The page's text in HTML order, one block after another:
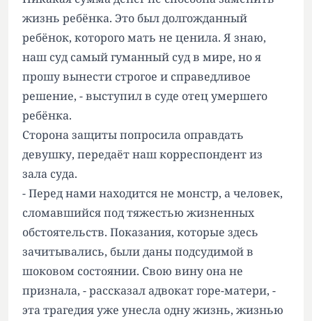
жизнь ребёнка. Это был долгожданный
ребёнок, которого мать не ценила. Я знаю,
наш суд самый гуманный суд в мире, но я
прошу вынести строгое и справедливое
решение, - выступил в суде отец умершего
ребёнка.
Сторона защиты попросила оправдать
девушку, передаёт наш корреспондент из
зала суда.
- Перед нами находится не монстр, а человек,
сломавшийся под тяжестью жизненных
обстоятельств. Показания, которые здесь
зачитывались, были даны подсудимой в
шоковом состоянии. Свою вину она не
признала, - рассказал адвокат горе-матери, -
эта трагедия уже унесла одну жизнь, жизнью